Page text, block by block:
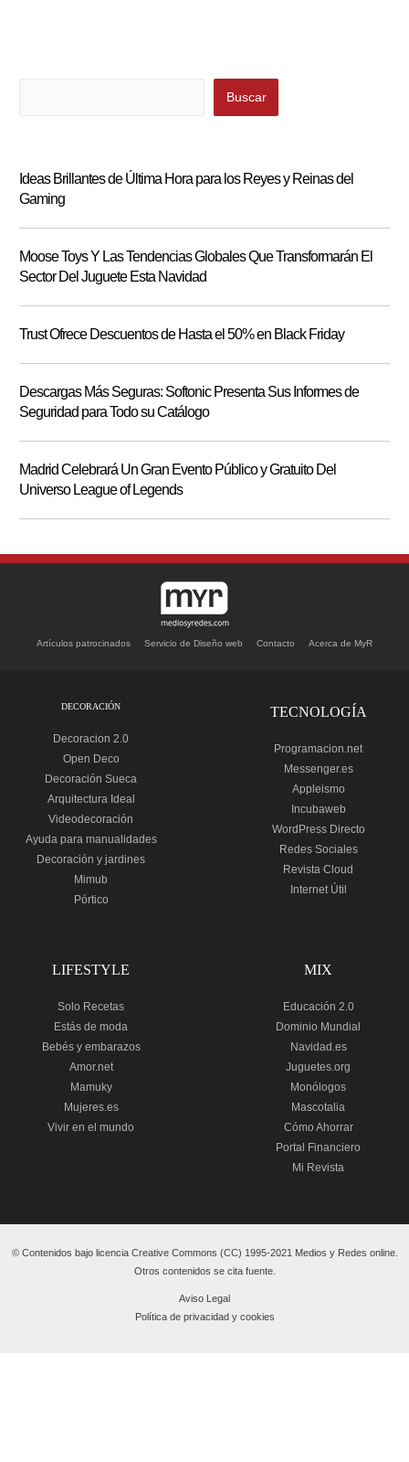
Buscar
Ideas Brillantes de Última Hora para los Reyes y Reinas del
Gaming
Moose Toys Y Las Tendencias Globales Que Transformarán El
Sector Del Juguete Esta Navidad
Trust Ofrece Descuentos de Hasta el 50% en Black Friday
Descargas Más Seguras: Softonic Presenta Sus Informes de
Seguridad para Todo su Catálogo
Madrid Celebrará Un Gran Evento Público y Gratuito Del
Universo League of Legends
Artículos patrocinados Servicio de Diseño web Contacto Acerca de MyR
DECORACIÓN
Decoracion 2.0
Open Deco
Decoración Sueca
Arquitectura Ideal
Videodecoración
Ayuda para manualidades
Decoración y jardines
Mimub
Pórtico
TECNOLOGÍA
Programacion.net
Messenger.es
Appleismo
Incubaweb
WordPress Directo
Redes Sociales
Revista Cloud
Internet Útil
LIFESTYLE
Solo Recetas
Estás de moda
Bebés y embarazos
Amor.net
Mamuky
Mujeres.es
Vivir en el mundo
MIX
Educación 2.0
Dominio Mundial
Navidad.es
Juguetes.org
Monólogos
Mascotalia
Cómo Ahorrar
Portal Financiero
Mi Revista
© Contenidos bajo licencia Creative Commons (CC) 1995-2021 Medios y Redes online.
Otros contenidos se cita fuente.
Aviso Legal
Política de privacidad y cookies